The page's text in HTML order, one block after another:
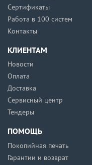
Сертификаты
Работа в 100 систем
Контакты
КЛИЕНТАМ
Новости
Оплата
Доставка
Сервисный центр
Тендеры
ПОМОЩЬ
Покопийная печать
Гарантии и возврат